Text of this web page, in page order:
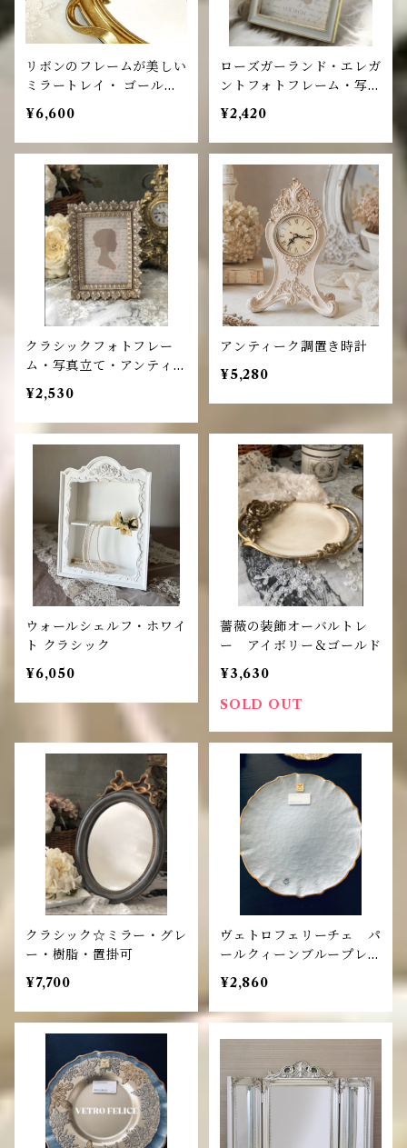
リボンのフレームが美しい
ミラートレイ・ ゴールド
トレイ
¥6,600
ローズガーランド・エレガ
ントフォトフレーム・写真
立て
¥2,420
クラシックフォトフレー
ム・写真立て・アンティー
クシルバー
¥2,530
アンティーク調置き時計
¥5,280
ウォールシェルフ・ホワイ
ト クラシック
¥6,050
薔薇の装飾オーバルトレ
ー アイボリー＆ゴールド
¥3,630
SOLD OUT
クラシック☆ミラー・グレ
ー・樹脂・置掛可
¥7,700
ヴェトロフェリーチェ パ
ールクィーンブループレー
ト
¥2,860